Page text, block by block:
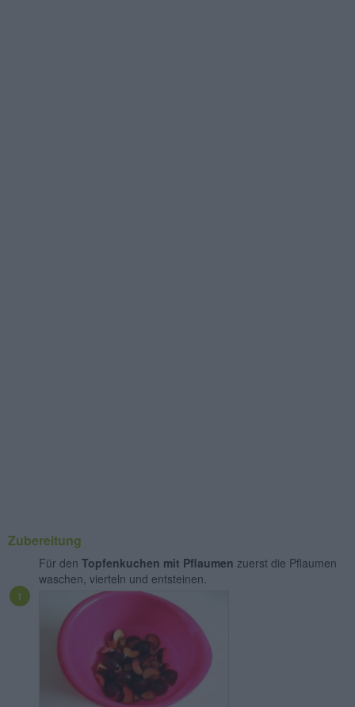
Zubereitung
Für den Topfenkuchen mit Pflaumen zuerst die Pflaumen
waschen, vierteln und entsteinen.